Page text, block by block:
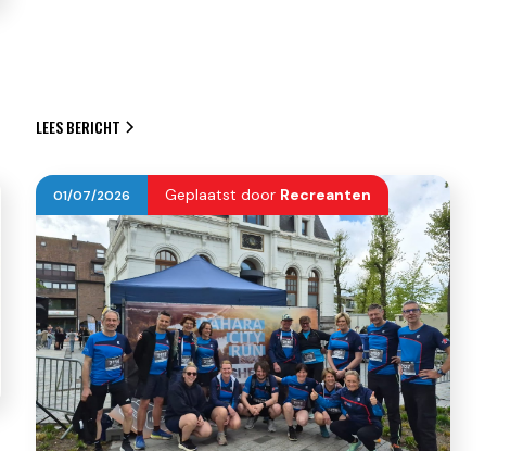
LEES BERICHT
01/07/2026 Geplaatst door Recreanten